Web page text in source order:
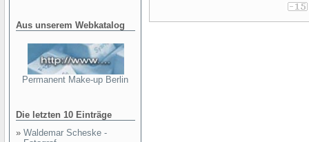
Aus unserem Webkatalog
Permanent Make-up Berlin
Die letzten 10 Einträge
» Waldemar Scheske -